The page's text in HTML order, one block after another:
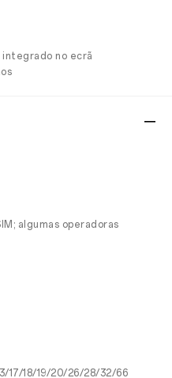
no ecrã
algumas operadoras
17/18/19/20/26/28/32/66